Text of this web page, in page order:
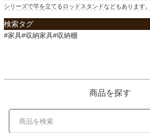
シリーズで竿を立てるロッドスタンドなどもあります。
検索タグ
#家具#収納家具#収納棚
商品を探す